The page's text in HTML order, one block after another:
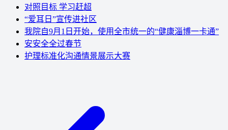
对照目标 学习赶超
“爱耳日”宣传进社区
我院自9月1日开始，使用全市统一的“健康淄博一卡通”
安安全全过春节
护理标准化沟通情景展示大赛